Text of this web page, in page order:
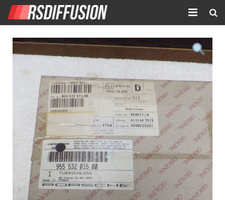
Accueil
Nouvelles annonces
Annonces prolongées
Atelier mécanique
Contact